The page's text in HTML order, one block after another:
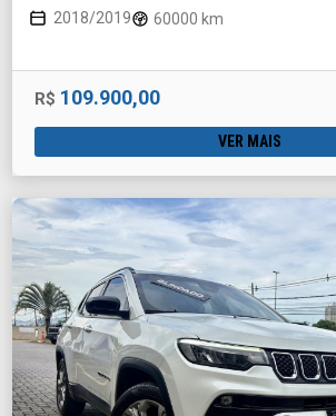
2018/2019 60000 km
R$ 109.900,00
VER MAIS